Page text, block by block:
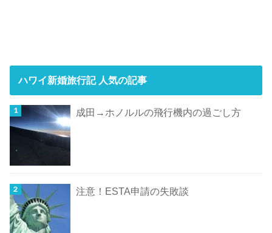
ハワイ新婚旅行記 人気の記事
成田→ホノルルの飛行機内の過ごし方
注意！ESTA申請の失敗談